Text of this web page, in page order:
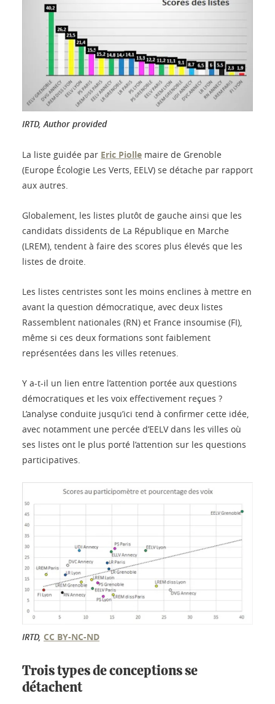
IRTD, Author provided
La liste guidée par Eric Piolle maire de Grenoble
(Europe Écologie Les Verts, EELV) se détache par rapport
aux autres.
Globalement, les listes plutôt de gauche ainsi que les
candidats dissidents de La République en Marche
(LREM), tendent à faire des scores plus élevés que les
listes de droite.
Les listes centristes sont les moins enclines à mettre en
avant la question démocratique, avec deux listes
Rassemblent nationales (RN) et France insoumise (FI),
même si ces deux formations sont faiblement
représentées dans les villes retenues.
Y a-t-il un lien entre l’attention portée aux questions
démocratiques et les voix effectivement reçues ?
L’analyse conduite jusqu’ici tend à confirmer cette idée,
avec notamment une percée d’EELV dans les villes où
ses listes ont le plus porté l’attention sur les questions
participatives.
IRTD, CC BY-NC-ND
Trois types de conceptions se
détachent